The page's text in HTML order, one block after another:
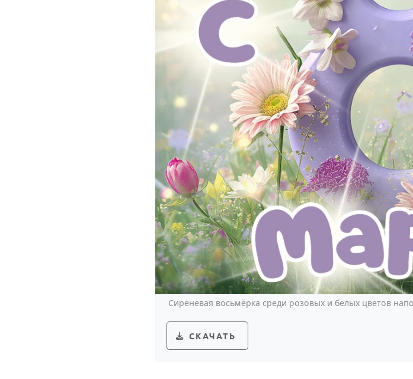
Сиреневая восьмёрка среди розовых и белых цветов
СКАЧАТЬ